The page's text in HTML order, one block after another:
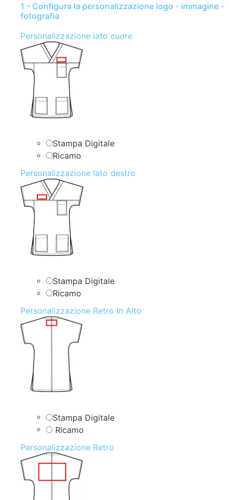
1 - Configura la personalizzazione logo - immagine -
fotografia
Personalizzazione lato cuore
Stampa Digitale
Ricamo
Personalizzazione lato destro
Stampa Digitale
Ricamo
Personalizzazione Retro In Alto
Stampa Digitale
Ricamo
Personalizzazione Retro